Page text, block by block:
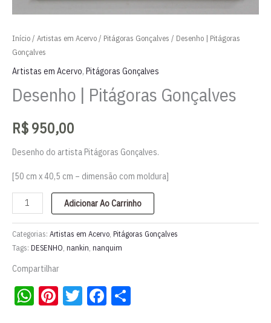
Início/ Artistas em Acervo/ Pitágoras Gonçalves / Desenho | Pitágoras
Gonçalves
Artistas em Acervo, Pitágoras Gonçalves
Desenho | Pitágoras Gonçalves
R$950,00
Desenho do artista Pitágoras Gonçalves.
[50 cm x 40,5 cm – dimensão com moldura]
Desenho
|
Pitágoras
Gonçalves
quantidade
Adicionar Ao Carrinho
Categorias: Artistas em Acervo Pitágoras Gonçalves
Tags: DESENHO nankin nanquim
Compartilhar
WhatsApp
Pinterest
TwitterFacebook